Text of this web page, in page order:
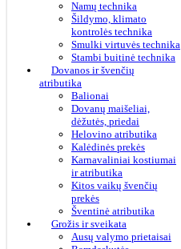
Namų technika
Šildymo, klimato
kontrolės technika
Smulki virtuvės technika
Stambi buitinė technika
Dovanos ir švenčių
atributika
Balionai
Dovanų maišeliai,
dėžutės, priedai
Helovino atributika
Kalėdinės prekės
Karnavaliniai kostiumai
ir atributika
Kitos vaikų švenčių
prekės
Šventinė atributika
Grožis ir sveikata
Ausų valymo prietaisai